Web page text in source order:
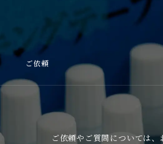
ご依頼
ご依頼やご質問については、